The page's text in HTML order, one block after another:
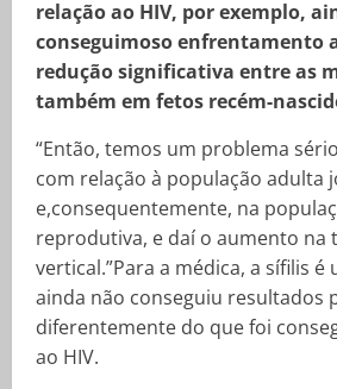
relação ao HIV, por exemplo,
conseguimoso enfrentamento
redução significativa entre as
também em fetos recém-
“Então, temos um problema
com relação à população adulta
e,consequentemente, na
reprodutiva, e daí o aumento na
vertical.”Para a médica, a sífilis é
ainda não conseguiu resultados
diferentemente do que foi
ao HIV.